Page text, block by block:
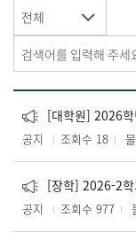
전체
[대학원] 2026학년도 제2학기 국
공지 조회수 18
[장학] 2026-2학
공지 조회수 977